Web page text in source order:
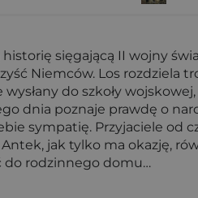
sięgającą II wojny
Niemców. Los rozdziela
do szkoły
dnia poznaje prawdę o
sympatię. Przyjaciele od
jak tylko ma okazję,
do rodzinnego domu…